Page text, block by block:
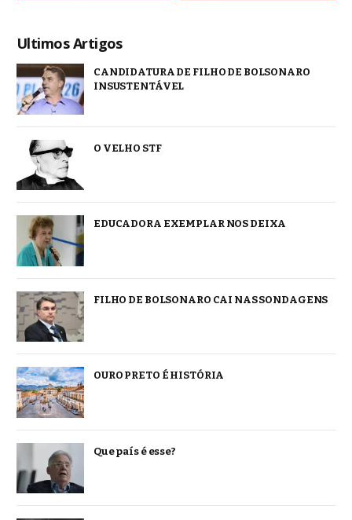
Ultimos Artigos
CANDIDATURA DE FILHO DE BOLSONARO
INSUSTENTÁVEL
O VELHO STF
EDUCADORA EXEMPLAR NOS DEIXA
FILHO DE BOLSONARO CAI NAS SONDAGENS
OURO PRETO É HISTÓRIA
Que país é esse?